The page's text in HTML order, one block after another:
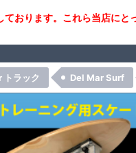
おります。これら当店に
ラック Del Mar Surf